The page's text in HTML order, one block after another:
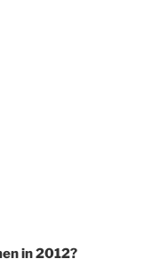
in 2012?